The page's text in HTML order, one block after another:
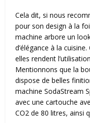
Cela dit, si nous
pour son design à la
machine arbore un
d’élégance à la
elles rendent
Mentionnons que la
dispose de belles
machine SodaStream
avec une cartouche
CO2 de 80 litres, ainsi